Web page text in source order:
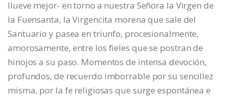
llueve mejor- en torno a nuestra Señora la Virgen de
la Fuensanta, la Virgencita morena que sale del
Santuario y pasea en triunfo, procesionalmente,
amorosamente, entre los fieles que se postran de
hinojos a su paso. Momentos de intensa devoción,
profundos, de recuerdo imborrable por su sencillez
misma, por la fe religiosas que surge espontánea e